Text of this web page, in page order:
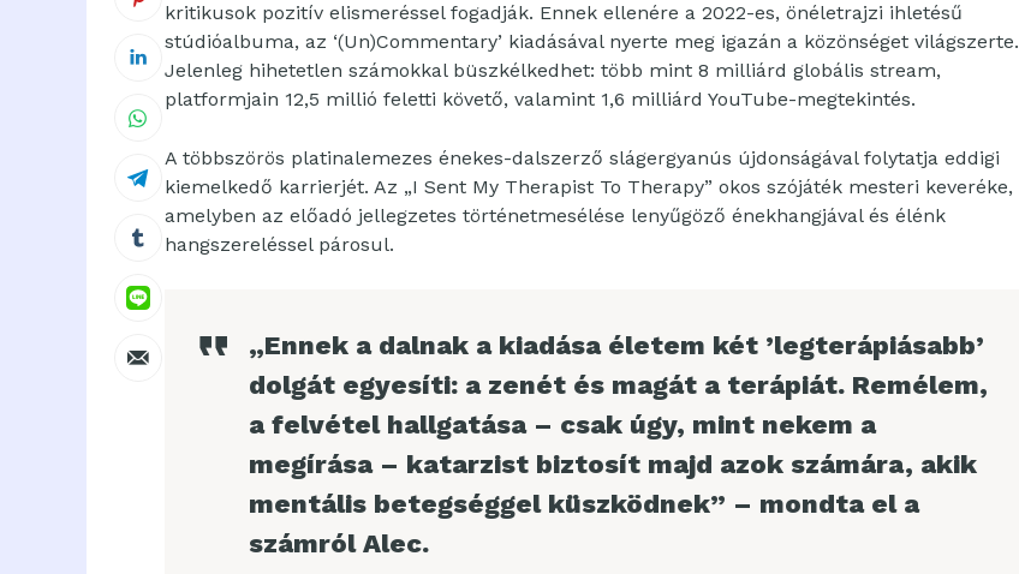
kritikusok pozitív elismeréssel fogadják. Ennek ellenére a 2022-es, önéletrajzi ihletésű
stúdióalbuma, az ‘(Un)Commentary’ kiadásával nyerte meg igazán a közönséget világszerte.
Jelenleg hihetetlen számokkal büszkélkedhet: több mint 8 milliárd globális stream,
platformjain 12,5 millió feletti követő, valamint 1,6 milliárd YouTube-megtekintés.
A többszörös platinalemezes énekes-dalszerző slágergyanús újdonságával folytatja eddigi
kiemelkedő karrierjét. Az „I Sent My Therapist To Therapy” okos szójáték mesteri keveréke,
amelyben az előadó jellegzetes történetmesélése lenyűgöző énekhangjával és élénk
hangszereléssel párosul.
„Ennek a dalnak a kiadása életem két ’legterápiásabb’
dolgát egyesíti: a zenét és magát a terápiát. Remélem,
a felvétel hallgatása – csak úgy, mint nekem a
megírása – katarzist biztosít majd azok számára, akik
mentális betegséggel küszködnek” – mondta el a
számról Alec.